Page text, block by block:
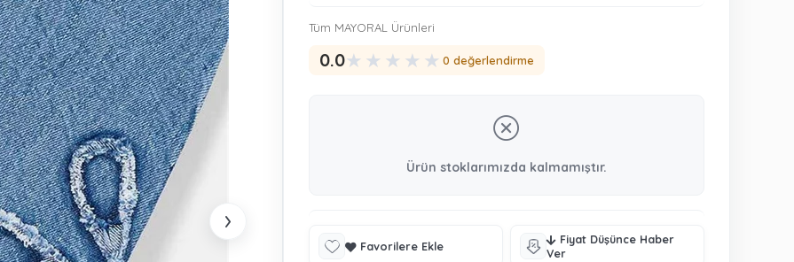
›
Tüm MAYORAL Ürünleri
0.0★ ★ ★ ★ ★ 0 değerlendirme
Ürün stoklarımızda kalmamıştır.
Favorilere Ekle
Fiyat Düşünce Haber
Ver